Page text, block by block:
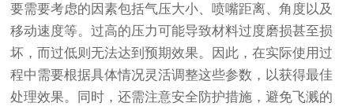
要需要考虑的因素包括气压大小、喷嘴距离、角度以及
移动速度等。过高的压力可能导致材料过度磨损甚至损
坏，而过低则无法达到预期效果。因此，在实际使用过
程中需要根据具体情况灵活调整这些参数，以获得最佳
处理效果。同时，还需注意安全防护措施，避免飞溅的